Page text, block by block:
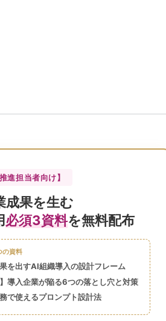
進担当者向け】
成果を生む
必須3資料を無料配布
資料
果を出すAI組織導入の設計フレーム
】導入企業が陥る6つの落とし穴と対策
務で使えるプロンプト設計法